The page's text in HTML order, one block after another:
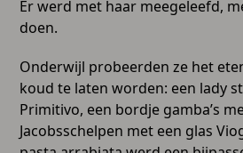
Er werd met haar meegeleefd,
doen.
Onderwijl probeerden ze het
koud te laten worden: een lady
Primitivo, een bordje gamba’s
Jacobsschelpen met een glas